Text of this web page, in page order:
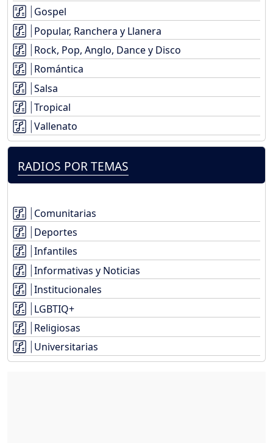
Gospel
Popular, Ranchera y Llanera
Rock, Pop, Anglo, Dance y Disco
Romántica
Salsa
Tropical
Vallenato
RADIOS POR TEMAS
Comunitarias
Deportes
Infantiles
Informativas y Noticias
Institucionales
LGBTIQ+
Religiosas
Universitarias